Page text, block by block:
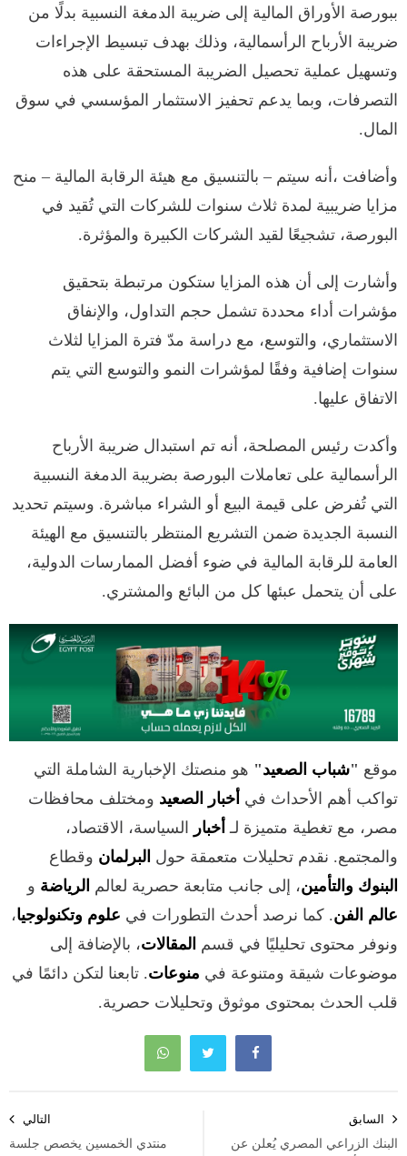
ببورصة الأوراق المالية إلى ضريبة الدمغة النسبية بدلًا من
ضريبة الأرباح الرأسمالية، وذلك بهدف تبسيط الإجراءات
وتسهيل عملية تحصيل الضريبة المستحقة على هذه
التصرفات، وبما يدعم تحفيز الاستثمار المؤسسي في سوق
المال.
وأضافت ،أنه سيتم – بالتنسيق مع هيئة الرقابة المالية – منح
مزايا ضريبية لمدة ثلاث سنوات للشركات التي تُقيد في
البورصة، تشجيعًا لقيد الشركات الكبيرة والمؤثرة.
وأشارت إلى أن هذه المزايا ستكون مرتبطة بتحقيق
مؤشرات أداء محددة تشمل حجم التداول، والإنفاق
الاستثماري، والتوسع، مع دراسة مدّ فترة المزايا لثلاث
سنوات إضافية وفقًا لمؤشرات النمو والتوسع التي يتم
الاتفاق عليها.
وأكدت رئيس المصلحة، أنه تم استبدال ضريبة الأرباح
الرأسمالية على تعاملات البورصة بضريبة الدمغة النسبية
التي تُفرض على قيمة البيع أو الشراء مباشرة. وسيتم تحديد
النسبة الجديدة ضمن التشريع المنتظر بالتنسيق مع الهيئة
العامة للرقابة المالية في ضوء أفضل الممارسات الدولية،
على أن يتحمل عبئها كل من البائع والمشتري.
موقع "شباب الصعيد" هو منصتك الإخبارية الشاملة التي
تواكب أهم الأحداث في أخبار الصعيد ومختلف محافظات
مصر، مع تغطية متميزة لـ أخبار السياسة، الاقتصاد،
والمجتمع. نقدم تحليلات متعمقة حول البرلمان وقطاع
البنوك والتأمين، إلى جانب متابعة حصرية لعالم الرياضة و
عالم الفن. كما نرصد أحدث التطورات في علوم وتكنولوجيا،
ونوفر محتوى تحليليًا في قسم المقالات، بالإضافة إلى
موضوعات شيقة ومتنوعة في منوعات. تابعنا لتكن دائمًا في
قلب الحدث بمحتوى موثوق وتحليلات حصرية.
المقالات
السابق
البنك الزراعي المصري يُعلن عن
التالي
منتدي الخمسين يخصص جلسة